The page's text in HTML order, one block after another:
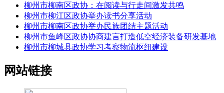
柳州市柳南区政协：在阅读与行走间激发共鸣
柳州市柳江区政协举办读书分享活动
柳州市柳南区政协举办民族团结主题活动
柳州市鱼峰区政协协商建言打造低空经济装备研发基地
柳州市柳城县政协学习考察物流枢纽建设
网站链接